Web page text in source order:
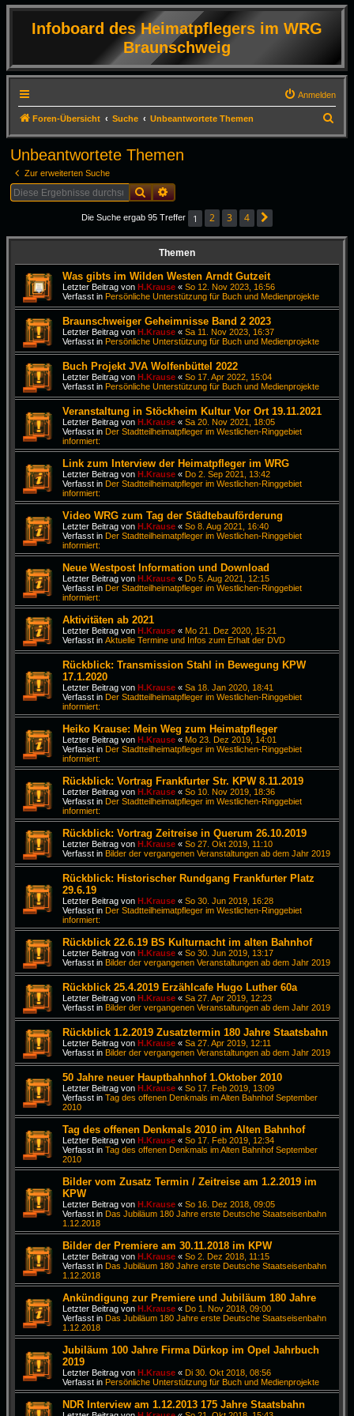
Infoboard des Heimatpflegers im WRG
Braunschweig
Anmelden
Foren-Übersicht Suche Unbeantwortete Themen
u
Unbeantwortete Themen
Zur erweiterten Suche
SucheErweiterte Suche
Die Suche ergab 95 Treffer 1 2 3 4
Themen
Was gibts im Wilden Westen Arndt Gutzeit
Letzter Beitrag von H.Krause « So 12. Nov 2023, 16:56
Verfasst in Persönliche Unterstützung für Buch und Medienprojekte
Braunschweiger Geheimnisse Band 2 2023
Letzter Beitrag von H.Krause « Sa 11. Nov 2023, 16:37
Verfasst in Persönliche Unterstützung für Buch und Medienprojekte
Buch Projekt JVA Wolfenbüttel 2022
Letzter Beitrag von H.Krause « So 17. Apr 2022, 15:04
Verfasst in Persönliche Unterstützung für Buch und Medienprojekte
Veranstaltung in Stöckheim Kultur Vor Ort 19.11.2021
Letzter Beitrag von H.Krause « Sa 20. Nov 2021, 18:05
Verfasst in Der Stadtteilheimatpfleger im Westlichen-Ringgebiet
informiert:
Link zum Interview der Heimatpfleger im WRG
Letzter Beitrag von H.Krause « Do 2. Sep 2021, 13:42
Verfasst in Der Stadtteilheimatpfleger im Westlichen-Ringgebiet
informiert:
Video WRG zum Tag der Städtebauförderung
Letzter Beitrag von H.Krause « So 8. Aug 2021, 16:40
Verfasst in Der Stadtteilheimatpfleger im Westlichen-Ringgebiet
informiert:
Neue Westpost Information und Download
Letzter Beitrag von H.Krause « Do 5. Aug 2021, 12:15
Verfasst in Der Stadtteilheimatpfleger im Westlichen-Ringgebiet
informiert:
Aktivitäten ab 2021
Letzter Beitrag von H.Krause « Mo 21. Dez 2020, 15:21
Verfasst in Aktuelle Termine und Infos zum Erhalt der DVD
Rückblick: Transmission Stahl in Bewegung KPW
17.1.2020
Letzter Beitrag von H.Krause « Sa 18. Jan 2020, 18:41
Verfasst in Der Stadtteilheimatpfleger im Westlichen-Ringgebiet
informiert:
Heiko Krause: Mein Weg zum Heimatpfleger
Letzter Beitrag von H.Krause « Mo 23. Dez 2019, 14:01
Verfasst in Der Stadtteilheimatpfleger im Westlichen-Ringgebiet
informiert:
Rückblick: Vortrag Frankfurter Str. KPW 8.11.2019
Letzter Beitrag von H.Krause « So 10. Nov 2019, 18:36
Verfasst in Der Stadtteilheimatpfleger im Westlichen-Ringgebiet
informiert:
Rückblick: Vortrag Zeitreise in Querum 26.10.2019
Letzter Beitrag von H.Krause « So 27. Okt 2019, 11:10
Verfasst in Bilder der vergangenen Veranstaltungen ab dem Jahr 2019
Rückblick: Historischer Rundgang Frankfurter Platz
29.6.19
Letzter Beitrag von H.Krause « So 30. Jun 2019, 16:28
Verfasst in Der Stadtteilheimatpfleger im Westlichen-Ringgebiet
informiert:
Rückblick 22.6.19 BS Kulturnacht im alten Bahnhof
Letzter Beitrag von H.Krause « So 30. Jun 2019, 13:17
Verfasst in Bilder der vergangenen Veranstaltungen ab dem Jahr 2019
Rückblick 25.4.2019 Erzählcafe Hugo Luther 60a
Letzter Beitrag von H.Krause « Sa 27. Apr 2019, 12:23
Verfasst in Bilder der vergangenen Veranstaltungen ab dem Jahr 2019
Rückblick 1.2.2019 Zusatztermin 180 Jahre Staatsbahn
Letzter Beitrag von H.Krause « Sa 27. Apr 2019, 12:11
Verfasst in Bilder der vergangenen Veranstaltungen ab dem Jahr 2019
50 Jahre neuer Hauptbahnhof 1.Oktober 2010
Letzter Beitrag von H.Krause « So 17. Feb 2019, 13:09
Verfasst in Tag des offenen Denkmals im Alten Bahnhof September
2010
Tag des offenen Denkmals 2010 im Alten Bahnhof
Letzter Beitrag von H.Krause « So 17. Feb 2019, 12:34
Verfasst in Tag des offenen Denkmals im Alten Bahnhof September
2010
Bilder vom Zusatz Termin / Zeitreise am 1.2.2019 im
KPW
Letzter Beitrag von H.Krause « So 16. Dez 2018, 09:05
Verfasst in Das Jubiläum 180 Jahre erste Deutsche Staatseisenbahn
1.12.2018
Bilder der Premiere am 30.11.2018 im KPW
Letzter Beitrag von H.Krause « So 2. Dez 2018, 11:15
Verfasst in Das Jubiläum 180 Jahre erste Deutsche Staatseisenbahn
1.12.2018
Ankündigung zur Premiere und Jubiläum 180 Jahre
Letzter Beitrag von H.Krause « Do 1. Nov 2018, 09:00
Verfasst in Das Jubiläum 180 Jahre erste Deutsche Staatseisenbahn
1.12.2018
Jubiläum 100 Jahre Firma Dürkop im Opel Jahrbuch
2019
Letzter Beitrag von H.Krause « Di 30. Okt 2018, 08:56
Verfasst in Persönliche Unterstützung für Buch und Medienprojekte
NDR Interview am 1.12.2013 175 Jahre Staatsbahn